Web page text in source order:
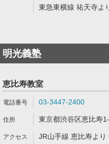
東急東横線 祐天寺よ
明光義塾
恵比寿教室
03-3447-2400
東京都渋谷区恵比寿
JR山手線 恵比寿より